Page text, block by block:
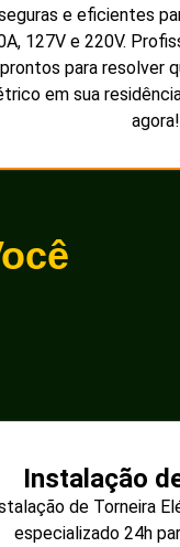
e eficientes
127V e 220V.
prontos para resolver
em sua
agora!
Instalação
de Torneira
especializado 24h